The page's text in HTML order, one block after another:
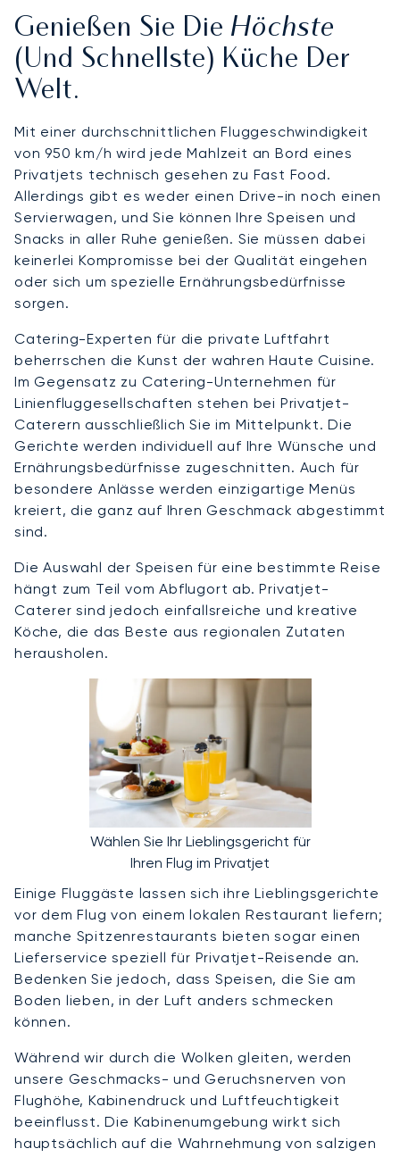
Genießen Sie Die Höchste
(und Schnellste) Küche Der
Welt.
Mit einer durchschnittlichen Fluggeschwindigkeit
von 950 km/h wird jede Mahlzeit an Bord eines
Privatjets technisch gesehen zu Fast Food.
Allerdings gibt es weder einen Drive-in noch einen
Servierwagen, und Sie können Ihre Speisen und
Snacks in aller Ruhe genießen. Sie müssen dabei
keinerlei Kompromisse bei der Qualität eingehen
oder sich um spezielle Ernährungsbedürfnisse
sorgen.
Catering-Experten für die private Luftfahrt
beherrschen die Kunst der wahren Haute Cuisine.
Im Gegensatz zu Catering-Unternehmen für
Linienfluggesellschaften stehen bei Privatjet-
Caterern ausschließlich Sie im Mittelpunkt. Die
Gerichte werden individuell auf Ihre Wünsche und
Ernährungsbedürfnisse zugeschnitten. Auch für
besondere Anlässe werden einzigartige Menüs
kreiert, die ganz auf Ihren Geschmack abgestimmt
sind.
Die Auswahl der Speisen für eine bestimmte Reise
hängt zum Teil vom Abflugort ab. Privatjet-
Caterer sind jedoch einfallsreiche und kreative
Köche, die das Beste aus regionalen Zutaten
herausholen.
Wählen Sie Ihr Lieblingsgericht für
Ihren Flug im Privatjet
Einige Fluggäste lassen sich ihre Lieblingsgerichte
vor dem Flug von einem lokalen Restaurant liefern;
manche Spitzenrestaurants bieten sogar einen
Lieferservice speziell für Privatjet-Reisende an.
Bedenken Sie jedoch, dass Speisen, die Sie am
Boden lieben, in der Luft anders schmecken
können.
Während wir durch die Wolken gleiten, werden
unsere Geschmacks- und Geruchsnerven von
Flughöhe, Kabinendruck und Luftfeuchtigkeit
beeinflusst. Die Kabinenumgebung wirkt sich
hauptsächlich auf die Wahrnehmung von salzigen